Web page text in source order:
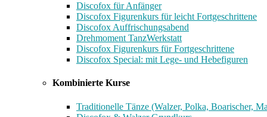
Discofox für Anfänger
Discofox Figurenkurs für leicht Fortgeschrittene
Discofox Auffrischungsabend
Drehmoment TanzWerkstatt
Discofox Figurenkurs für Fortgeschrittene
Discofox Special: mit Lege- und Hebefiguren
Kombinierte Kurse
Traditionelle Tänze (Walzer, Polka, Boarischer,